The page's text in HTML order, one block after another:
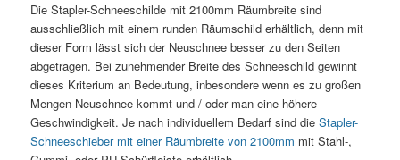
Die Stapler-Schneeschilde mit 2100mm Räumbreite sind
ausschließlich mit einem runden Räumschild erhältlich, denn mit
dieser Form lässt sich der Neuschnee besser zu den Seiten
abgetragen. Bei zunehmender Breite des Schneeschild gewinnt
dieses Kriterium an Bedeutung, inbesondere wenn es zu großen
Mengen Neuschnee kommt und / oder man eine höhere
Geschwindigkeit. Je nach individuellem Bedarf sind dieStapler-
Schneeschieber mit einer Räumbreite von 2100mm mit Stahl-,